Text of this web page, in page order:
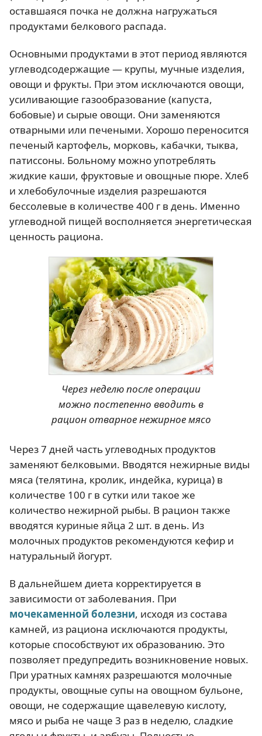
оставшаяся почка не должна нагружаться
продуктами белкового распада.
Основными продуктами в этот период являются
углеводсодержащие — крупы, мучные изделия,
овощи и фрукты. При этом исключаются овощи,
усиливающие газообразование (капуста,
бобовые) и сырые овощи. Они заменяются
отварными или печеными. Хорошо переносится
печеный картофель, морковь, кабачки, тыква,
патиссоны. Больному можно употреблять
жидкие каши, фруктовые и овощные пюре. Хлеб
и хлебобулочные изделия разрешаются
бессолевые в количестве 400 г в день. Именно
углеводной пищей восполняется энергетическая
ценность рациона.
Через неделю после операции
можно постепенно вводить в
рацион отварное нежирное мясо
Через 7 дней часть углеводных продуктов
заменяют белковыми. Вводятся нежирные виды
мяса (телятина, кролик, индейка, курица) в
количестве 100 г в сутки или такое же
количество нежирной рыбы. В рацион также
вводятся куриные яйца 2 шт. в день. Из
молочных продуктов рекомендуются кефир и
натуральный йогурт.
В дальнейшем диета корректируется в
зависимости от заболевания. При
мочекаменной болезни, исходя из состава
камней, из рациона исключаются продукты,
которые способствуют их образованию. Это
позволяет предупредить возникновение новых.
При уратных камнях разрешаются молочные
продукты, овощные супы на овощном бульоне,
овощи, не содержащие щавелевую кислоту,
мясо и рыба не чаще 3 раз в неделю, сладкие